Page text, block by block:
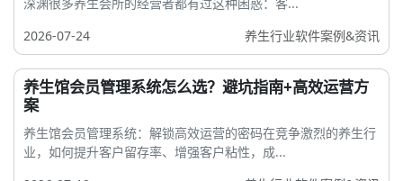
2026-07-24
养生行业软件案例&资讯
养生馆会员管理系统怎么选？避坑指南+高效运营方
案
养生馆会员管理系统：解锁高效运营的密码在竞争激烈的养生行
业，如何提升客户留存率、增强客户粘性，成...